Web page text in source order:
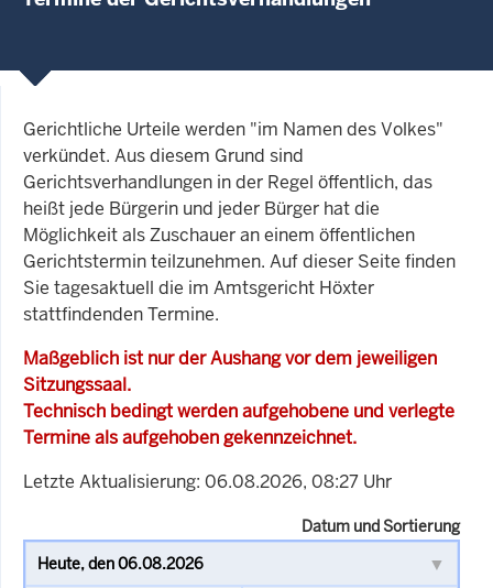
Gerichtliche Urteile werden "im Namen des Volkes"
verkündet. Aus diesem Grund sind
Gerichtsverhandlungen in der Regel öffentlich, das
heißt jede Bürgerin und jeder Bürger hat die
Möglichkeit als Zuschauer an einem öffentlichen
Gerichtstermin teilzunehmen. Auf dieser Seite finden
Sie tagesaktuell die im Amtsgericht Höxter
stattfindenden Termine.
Maßgeblich ist nur der Aushang vor dem jeweiligen
Sitzungssaal.
Technisch bedingt werden aufgehobene und verlegte
Termine als aufgehoben gekennzeichnet.
Letzte Aktualisierung: 06.08.2026, 08:27 Uhr
Datum und Sortierung